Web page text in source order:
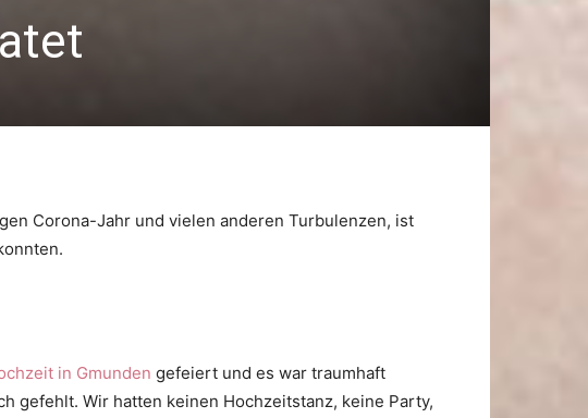
Corona-Jahr und vielen anderen Turbulenzen, ist
in Gmunden gefeiert und es war traumhaft
gefehlt. Wir hatten keinen Hochzeitstanz, keine Party,